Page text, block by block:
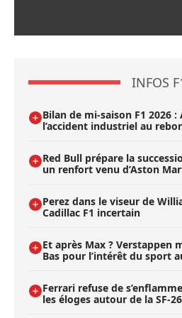
INFOS
Bilan de mi-saison F1 2026
l’accident industriel au
Red Bull prépare la
un renfort venu d’Aston
Perez dans le viseur de
Cadillac F1 incertain
Et après Max ? Verstappen
Bas pour l’intérêt du sport
Ferrari refuse de
les éloges autour de la SF-26